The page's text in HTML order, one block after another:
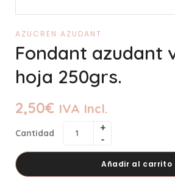
AZUCREN AZUDANT
Fondant azudant
hoja 250grs.
2,50€ IVA Incl.
Cantidad
Añadir al carrito